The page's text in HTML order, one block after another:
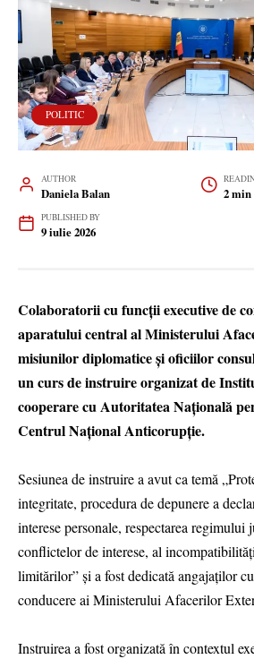
POLITIC
AUTHOR
Daniela Balan 2 min
PUBLISHED BY
9 iulie 2026
Colaboratorii cu funcții executive de
aparatului central al Ministerului
misiunilor diplomatice și oficiilor
un curs de instruire organizat de
cooperare cu Autoritatea Națională
Centrul Național Anticorupție.
Sesiunea de instruire a avut ca temă
integritate, procedura de depunere a
interese personale, respectarea
conflictelor de interese, al
limitărilor” și a fost dedicată angajaților
conducere ai Ministerului Afacerilor
Instruirea a fost organizată în contextul